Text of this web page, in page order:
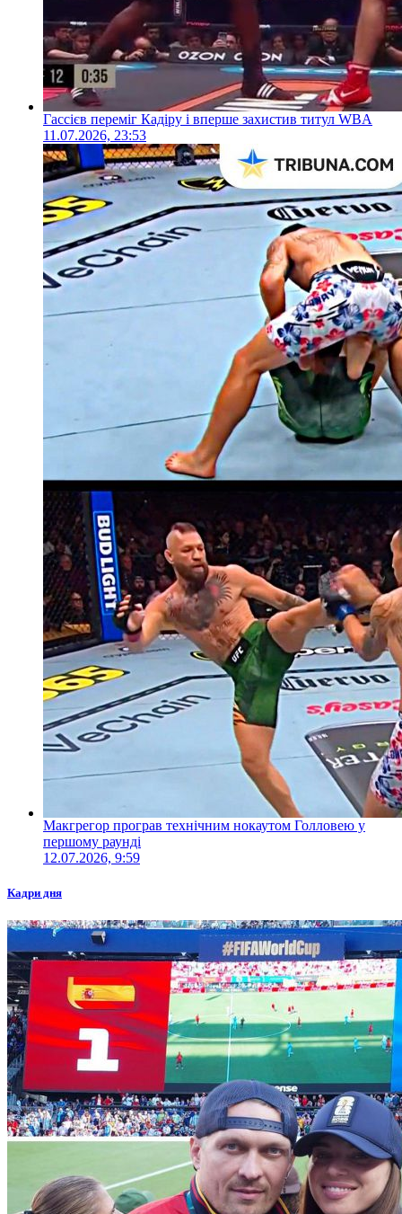
Гассієв переміг Кадіру і вперше захистив титул WBA
11.07.2026, 23:53
Макгрегор програв технічним нокаутом Голловею у
першому раунді
12.07.2026, 9:59
Кадри дня